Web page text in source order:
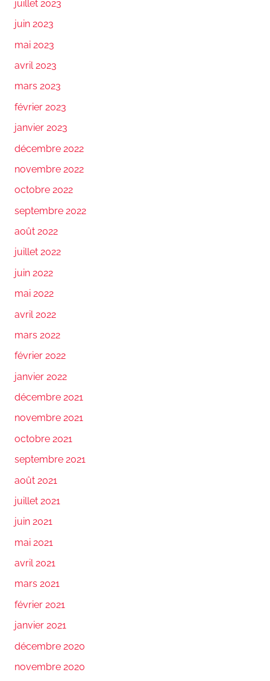
juillet 2023
juin 2023
mai 2023
avril 2023
mars 2023
février 2023
janvier 2023
décembre 2022
novembre 2022
octobre 2022
septembre 2022
août 2022
juillet 2022
juin 2022
mai 2022
avril 2022
mars 2022
février 2022
janvier 2022
décembre 2021
novembre 2021
octobre 2021
septembre 2021
août 2021
juillet 2021
juin 2021
mai 2021
avril 2021
mars 2021
février 2021
janvier 2021
décembre 2020
novembre 2020